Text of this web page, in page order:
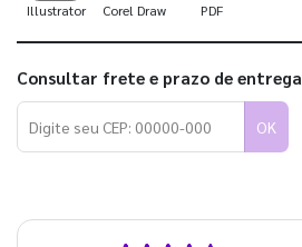
Illustrator Corel Draw PDF
Consultar frete e prazo de entrega
OK